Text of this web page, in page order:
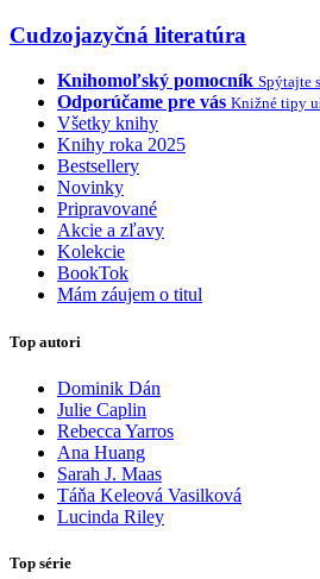
Cudzojazyčná literatúra
Knihomoľský pomocník Spýtajte
Odporúčame pre vás Knižné tipy
Všetky knihy
Knihy roka 2025
Bestsellery
Novinky
Pripravované
Akcie a zľavy
Kolekcie
BookTok
Mám záujem o titul
Top autori
Dominik Dán
Julie Caplin
Rebecca Yarros
Ana Huang
Sarah J. Maas
Táňa Keleová Vasilková
Lucinda Riley
Top série